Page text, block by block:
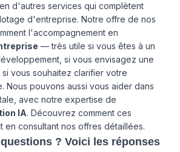
d'autres services qui complètent
d'entreprise. Notre offre de nos
l'accompagnement en
— très utile si vous êtes à un
si vous envisagez une
vous souhaitez clarifier votre
Nous pouvons aussi vous aider dans
avec notre expertise de
IA. Découvrez comment ces
en consultant nos offres détaillées.
? Voici les réponses